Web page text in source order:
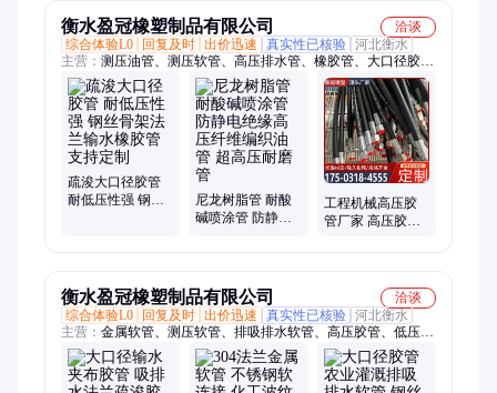
衡水盈冠橡塑制品有限公司
洽谈
综合体验L0
回复及时 出价迅速 真实性已核验 河北衡水
主营： 测压油管、测压软管、高压排水管、橡胶管、大口径胶
管、法兰夹布输水胶、法兰夹布输水管、连接管定制、压力表连
接管、高压测压管线、尼龙树脂软管、液压编织缠绕管
疏浚大口径胶管
耐低压性强 钢丝
尼龙树脂管 耐酸
碱喷涂管 防静电
工程机械高压胶
管厂家 高压胶管
衡水盈冠橡塑制品有限公司
洽谈
综合体验L0
回复及时 出价迅速 真实性已核验 河北衡水
主营： 金属软管、测压软管、排吸排水软管、高压胶管、低压胶
管、大口径胶管、夹布胶管、耐酸碱法兰胶管、输油排水橡胶
管、工业橡胶管、金属波纹管、钢丝编织管、钢丝波纹管